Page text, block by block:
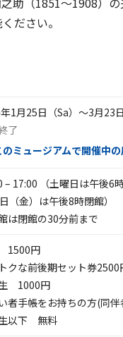
ださい。
1月25日（Sa）〜3月23日
了
のミュージアムで開催中
– 17:00 （土曜日は午後6
（金）は午後8時閉館）
は閉館の30分前まで
1500円
クな前後期セット券2500
1000円
者手帳をお持ちの方(同
以下 無料